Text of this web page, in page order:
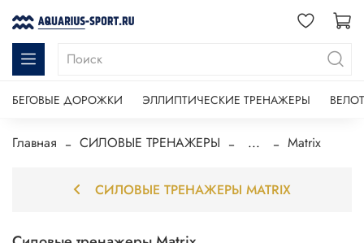
БЕГОВЫЕ ДОРОЖКИ ЭЛЛИПТИЧЕСКИЕ ТРЕНАЖЕРЫ
Главная СИЛОВЫЕ ТРЕНАЖЕРЫ ... Matrix
СИЛОВЫЕ ТРЕНАЖЕРЫ MATRIX